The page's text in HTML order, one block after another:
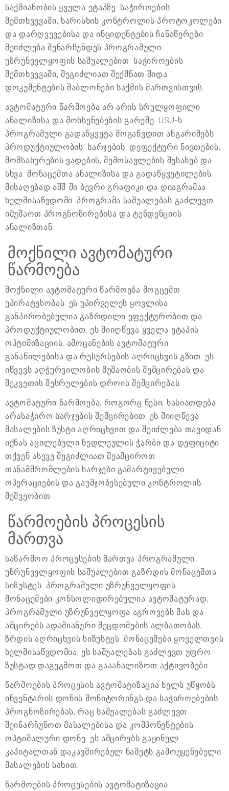
საქმიანობის ყველა ეტაპზე. საჭიროების
შემთხვევაში, ხარისხის კონტროლის პროტოკოლები
და დარღვევებისა და ინციდენტების ჩანაწერები
შეიძლება შენარჩუნდეს პროგრამული
უზრუნველყოფის საშუალებით. საჭიროების
შემთხვევაში, შეგიძლიათ შექმნათ შიდა
დოკუმენტების შაბლონები საქმის მართვისთვის.
ავტომატური წარმოება არ არის სრულყოფილი
ანალიზისა და მოხსენებების გარეშე. USU-ს
პროგრამული გადაწყვეტა მოგაწვდით ანგარიშებს
პროდუქტიულობის, ხარჯების, დეფექტური ნივთების,
მომსახურების ვადების, შემოსავლების შესახებ და
სხვა. მონაცემთა ანალიზისა და გადაწყვეტილების
მისაღებად აშშ-ში ბევრი გრაფიკი და დიაგრამაა
ხელმისაწვდომი. პროგრამა საშუალებას გაძლევთ
იმუშაოთ პროგნოზირებისა და ტენდენციის
ანალიზთან.
მოქნილი ავტომატური
წარმოება
მოქნილი ავტომატური წარმოება მოგცემთ
უპირატესობას. ეს უპირველეს ყოვლისა
განპირობებულია გაზრდილი ეფექტურობით და
პროდუქტიულობით. ეს მიიღწევა ყველა ეტაპის
ოპტიმიზაციის, ამოცანების ავტომატური
განაწილებისა და რესურსების აღრიცხვის გზით. ეს
იწვევს აღჭურვილობის მუშაობის შემცირებას და
შეკვეთის შესრულების დროის შემცირებას.
ავტომატური წარმოება, როგორც წესი, ხასიათდება
არასაჭირო ხარჯების შემცირებით. ეს მიიღწევა
მასალების ზუსტი აღრიცხვით და შეიძლება თავიდან
იქნას აცილებული ნედლეულის ჭარბი და დეფიციტი.
თქვენ ასევე შეგიძლიათ შეამციროთ
თანამშრომლების ხარჯები გამარტივებული
ოპერაციების და გაუმჯობესებული კონტროლის
მეშვეობით.
წარმოების პროცესის
მართვა
საწარმოო პროცესების მართვა პროგრამული
უზრუნველყოფის საშუალებით გაზრდის მონაცემთა
სიზუსტეს. პროგრამული უზრუნველყოფის
მონაცემები კონსოლიდირებულია ავტომატურად,
პროგრამული უზრუნველყოფა აგროვებს მას და
ამცირებს ადამიანური შეცდომების ალბათობას,
ზრდის აღრიცხვის სიზუსტეს. მონაცემები ყოველთვის
ხელმისაწვდომია, ეს საშუალებას გაძლევთ უფრო
ზუსტად დაგეგმოთ და გააანალიზოთ აქტივობები.
წარმოების პროცესის ავტომატიზაცია ხელს უწყობს
ინვენტარის დონის მონიტორინგს და საჭიროებების
პროგნოზირებას, რაც საშუალებას გაძლევთ
შეინარჩუნოთ მასალებისა და კომპონენტების
ოპტიმალური დონე. ეს ამცირებს გაყინულ
კაპიტალთან დაკავშირებულ ნამეტს გამოუყენებელი
მასალების სახით.
წარმოების პროცესების ავტომატიზაცია